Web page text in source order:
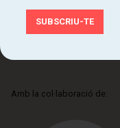
Amb la col·laboració de: